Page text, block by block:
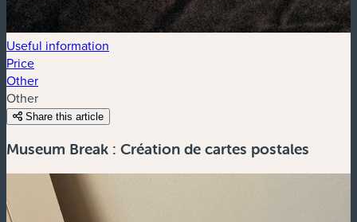
Useful information
Price
Other
Other
Share this article
Museum Break : Création de cartes postales